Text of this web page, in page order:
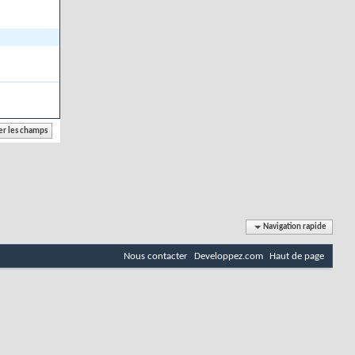
Navigation rapide
Nous contacter Developpez.com Haut de page